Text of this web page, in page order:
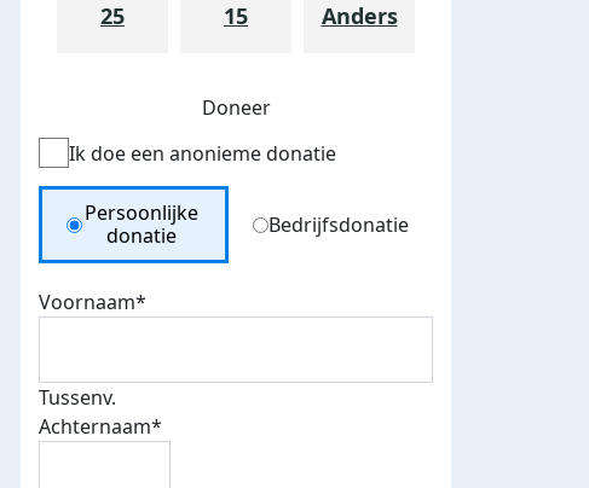
25 15 Anders
Doneer
Ik doe een anonieme donatie
Donation Type
Persoonlijke
donatie
Bedrijfsdonatie
Voornaam*
Tussenv.
Achternaam*